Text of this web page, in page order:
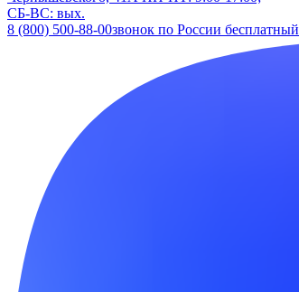
СБ-ВС: вых.
8 (800) 500-88-00звонок по России бесплатный